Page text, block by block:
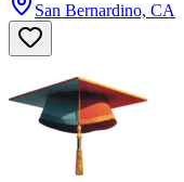
San Bernardino, CA